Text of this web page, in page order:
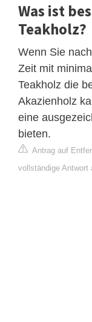
Was ist
Teakholz?
Wenn Sie
Zeit mit
Teakholz die
Akazienholz
eine
bieten.
Antrag auf
vollständige Antwort